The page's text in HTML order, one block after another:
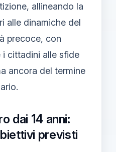
allineando la
alle dinamiche del
precoce, con
i cittadini alle sfide
ancora del termine
dai 14 anni:
previsti